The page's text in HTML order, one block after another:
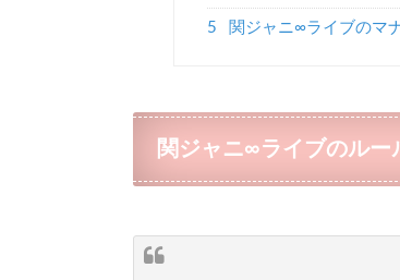
5 関ジャニ∞ライブのマ
関ジャニ∞ライブのルー